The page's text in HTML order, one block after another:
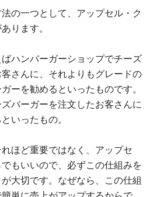
の一つとして、アップセル・ク
ります。
ハンバーガーショップでチーズ
さんに、それよりもグレードの
ーを勧めるといったものです。
バーガーを注文したお客さんに
いったもの。
ほど重要ではなく、アップセ
もいいので、必ずこの仕組みを
大切です。なぜなら、この仕組